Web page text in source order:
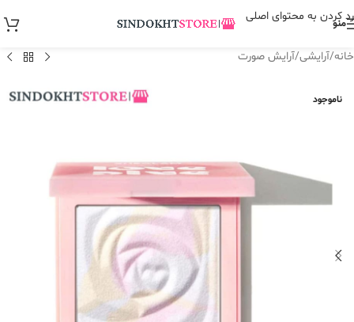
رد کردن به محتوای اصلی
منو
خانه/آرایشی/آرایش صورت
ناموجود